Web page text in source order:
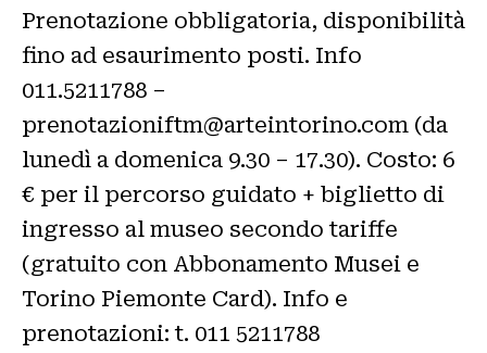
Prenotazione obbligatoria, disponibilità
fino ad esaurimento posti. Info
011.5211788 –
prenotazioniftm@arteintorino.com (da
lunedì a domenica 9.30 – 17.30). Costo: 6
€ per il percorso guidato + biglietto di
ingresso al museo secondo tariffe
(gratuito con Abbonamento Musei e
Torino Piemonte Card). Info e
prenotazioni: t. 011 5211788